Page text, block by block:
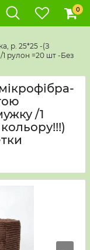
0
р. 25*25 -(З
рулон =20 шт -Без
/1